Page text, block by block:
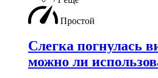
Простой
Слегка погнулась
можно ли